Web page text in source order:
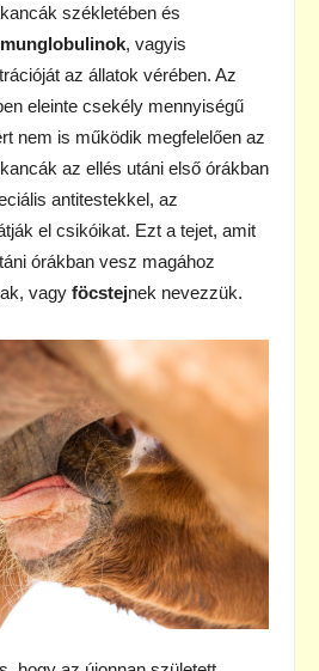
székletében és
, vagyis
az állatok vérében. Az
eleinte csekély mennyiségű
nem is működik megfelelően az
az ellés utáni első órákban
antitestekkel, az
el csikóikat. Ezt a tejet, amit
órákban vesz magához
vagy föcstejnek nevezzük.